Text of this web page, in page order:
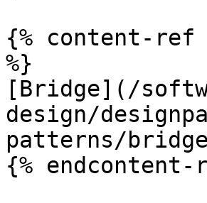
{% content-ref
%}
[Bridge](/
design/
patterns/
{% endcontent-